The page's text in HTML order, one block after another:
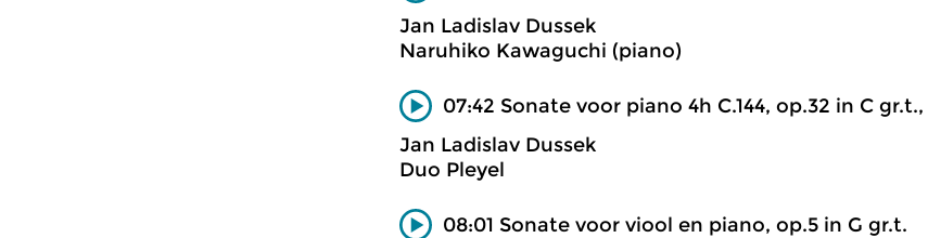
Jan Ladislav Dussek
Naruhiko Kawaguchi (piano)
07:42 Sonate voor piano 4h C.144, op.32 in C gr.t.,
Jan Ladislav Dussek
Duo Pleyel
08:01 Sonate voor viool en piano, op.5 in G gr.t.